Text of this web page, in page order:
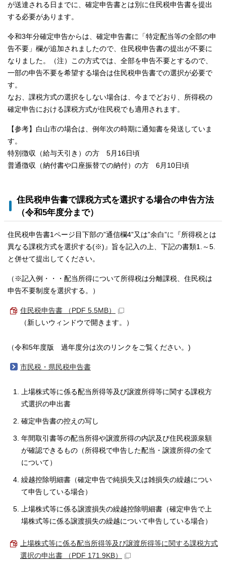
が送達される日までに、確定申告書とは別に住民税申告書を提出
する必要があります。
令和3年分確定申告からは、確定申告書に「特定配当等の全部の申
告不要」欄が追加されましたので、住民税申告書の提出が不要に
なりました。（注）この方式では、全部を申告不要とするので、
一部の申告不要を希望する場合は住民税申告書での選択が必要で
す。
なお、課税方式の選択をしない場合は、今までどおり、所得税の
確定申告における課税方式が住民税でも適用されます。
【参考】白山市の場合は、例年次の時期に通知書を発送していま
す。
特別徴収（給与天引き）の方 5月16日頃
普通徴収（納付書や口座振替での納付）の方 6月10日頃
住民税申告書で課税方式を選択する場合の申告方法
（令和5年度分まで）
住民税申告書1ページ目下部の”通信欄4”又は”余白”に『所得税とは
異なる課税方式を選択する(※)』旨を記入の上、下記の書類1.～5.
と併せて提出してください。
（※記入例・・・配当所得について所得税は分離課税、住民税は
申告不要制度を選択する。）
住民税申告書 （PDF 5.5MB）
（新しいウィンドウで開きます。）
（令和5年度版 過年度分は次のリンクをご覧ください。)
市民税・県民税申告書
上場株式等に係る配当所得等及び譲渡所得等に関する課税方
式選択の申出書
確定申告書の控えの写し
年間取引書等の配当所得や譲渡所得の内訳及び住民税源泉額
が確認できるもの（所得税で申告した配当・譲渡所得の全て
について）
繰越控除明細書（確定申告で純損失又は雑損失の繰越につい
て申告している場合）
上場株式等に係る譲渡損失の繰越控除明細書（確定申告で上
場株式等に係る譲渡損失の繰越について申告している場合）
上場株式等に係る配当所得等及び譲渡所得等に関する課税方式
選択の申出書 （PDF 171.9KB）